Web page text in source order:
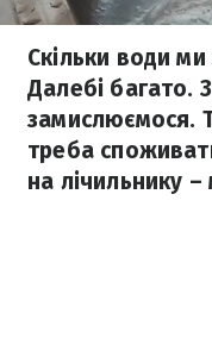
Скільки води ми
Далебі багато.
замислюємося.
треба
на лічильнику